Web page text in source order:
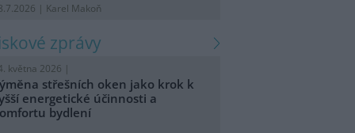
| Karel Makoň
zprávy
května 2026 |
střešních oken jako krok k
energetické účinnosti a
bydlení